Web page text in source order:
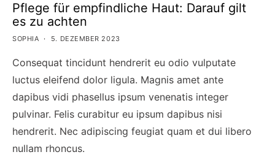
Pflege für empfindliche Haut: Darauf gilt
es zu achten
SOPHIA 5. DEZEMBER 2023
Consequat tincidunt hendrerit eu odio vulputate
luctus eleifend dolor ligula. Magnis amet ante
dapibus vidi phasellus ipsum venenatis integer
pulvinar. Felis curabitur eu ipsum dapibus nisi
hendrerit. Nec adipiscing feugiat quam et dui libero
nullam rhoncus.